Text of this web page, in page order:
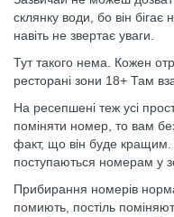
склянку води, бо він
навіть не звертає уваги.
Тут такого нема. Кожен
ресторані зони 18+ Там
На ресепшені теж усі
поміняти номер, то вам
факт, що він буде кращим.
поступаються номерам у
Прибирання номерів
помиють, постіль